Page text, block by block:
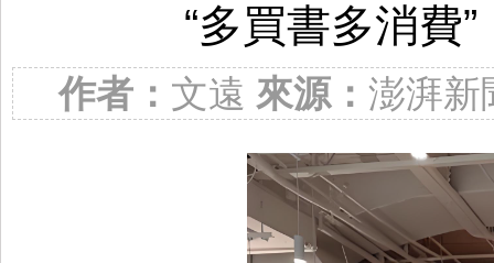
“多買書多消費
作者： 文遠 來源： 澎湃